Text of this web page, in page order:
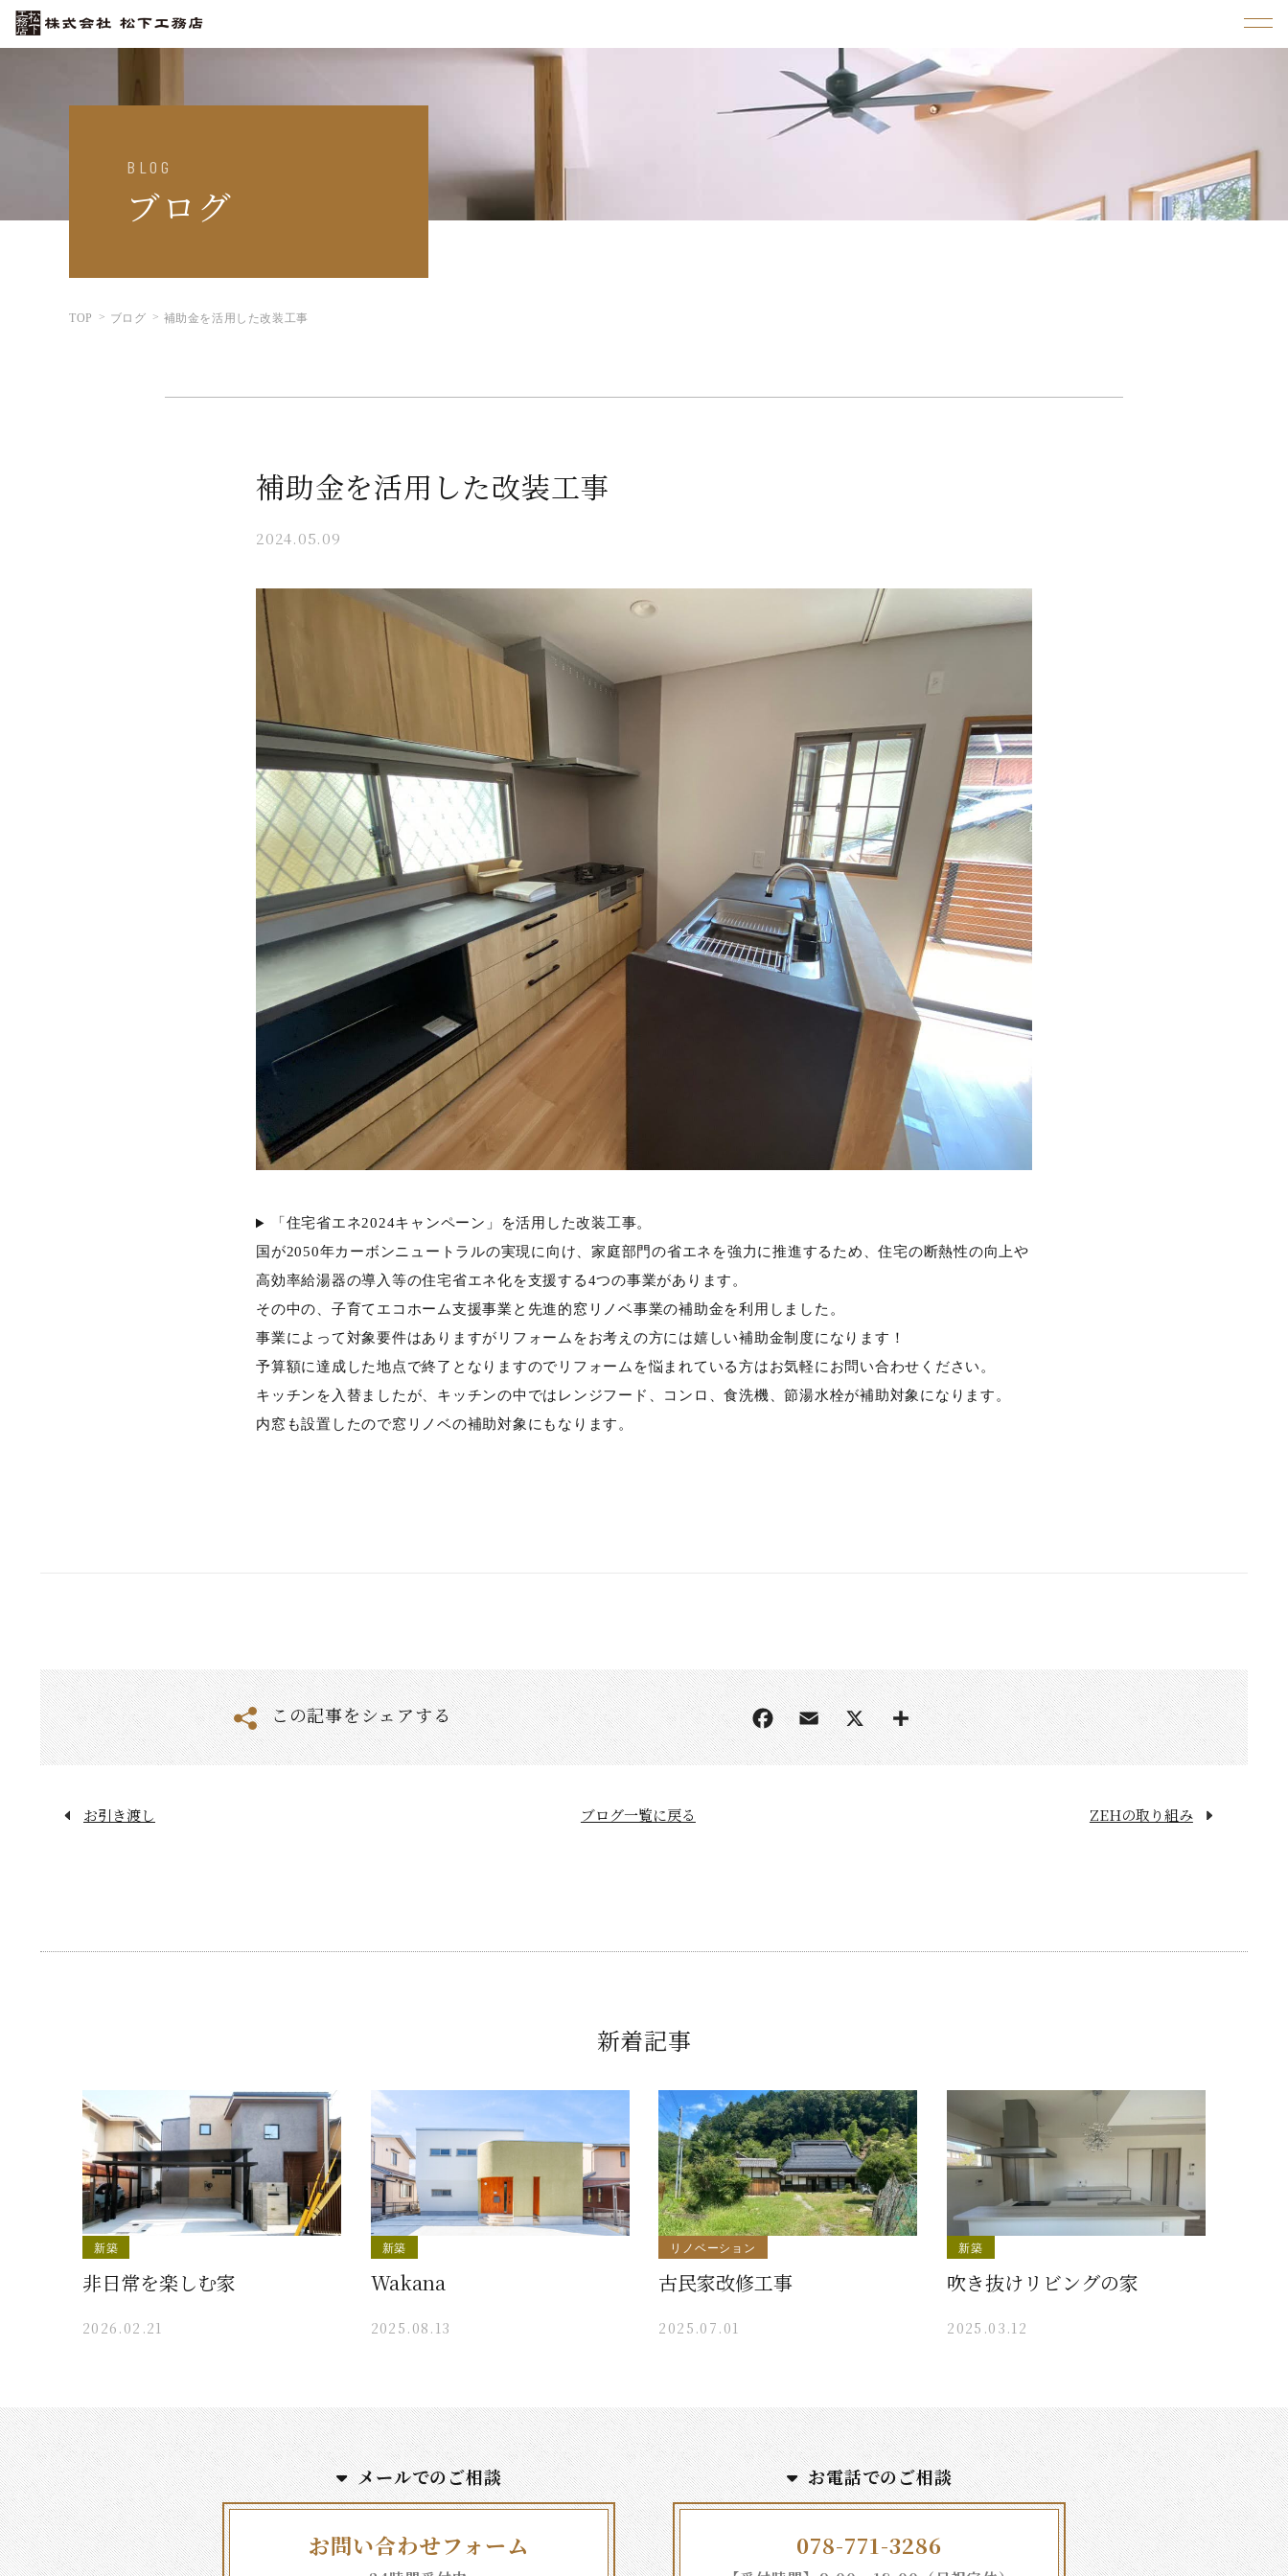
BLOG
ブログ
TOP ブログ 補助金を活用した改装工事
補助金を活用した改装工事
2024.05.09
「住宅省エネ2024キャンペーン」を活用した改装工事。
国が2050年カーボンニュートラルの実現に向け、家庭部門の省エネを強力に推進するため、住宅の断熱性の向上や
高効率給湯器の導入等の住宅省エネ化を支援する4つの事業があります。
その中の、子育てエコホーム支援事業と先進的窓リノベ事業の補助金を利用しました。
事業によって対象要件はありますがリフォームをお考えの方には嬉しい補助金制度になります！
予算額に達成した地点で終了となりますのでリフォームを悩まれている方はお気軽にお問い合わせください。
キッチンを入替ましたが、キッチンの中ではレンジフード、コンロ、食洗機、節湯水栓が補助対象になります。
内窓も設置したので窓リノベの補助対象にもなります。
この記事をシェアする
お引き渡し ブログ一覧に戻る ZEHの取り組み
新着記事
新築
非日常を楽しむ家
2026.02.21
新築
Wakana
2025.08.13
リノベーション
古民家改修工事
2025.07.01
新築
吹き抜けリビングの家
2025.03.12
メールでのご相談
お問い合わせフォーム
お電話でのご相談
078-771-3286